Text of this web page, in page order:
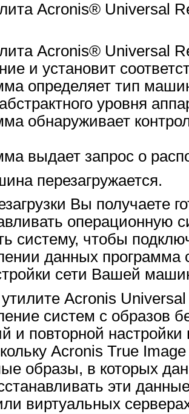
Acronis® Universal
Acronis® Universal
и установит
определяет тип
уровня
обнаруживает
выдает запрос о
перезагружается.
Вы получаете
операционную
систему, чтобы
данных программа
сети Вашей
утилите Acronis
систем с образов
и повторной
Acronis True
образы, в которых
эти
виртуальных